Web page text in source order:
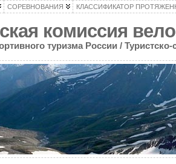
СОРЕВНОВАНИЯ КЛАССИФИКАТОР
комиссия
туризма России /